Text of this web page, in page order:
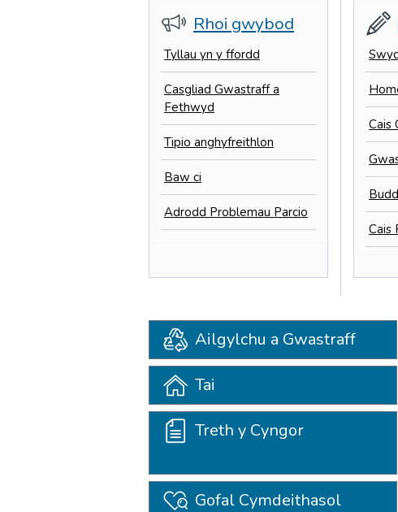
Rhoi gwybod
Tyllau yn y ffordd
Casgliad Gwastraff a
Fethwyd
Tipio anghyfreithlon
Baw ci
Adrodd Problemau Parcio
Cais
Cais
Ailgylchu a Gwastraff
Tai
Treth y Cyngor
Gofal Cymdeithasol